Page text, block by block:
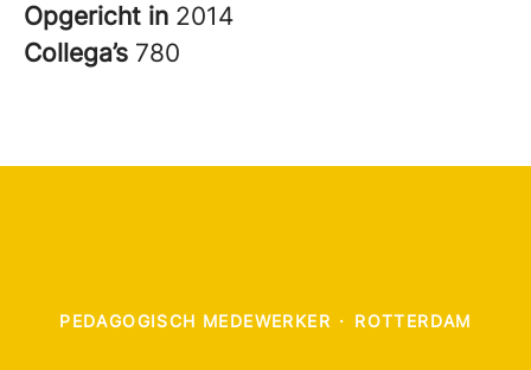
Opgericht in 2014
Collega’s 780
PEDAGOGISCH MEDEWERKER · ROTTERDAM